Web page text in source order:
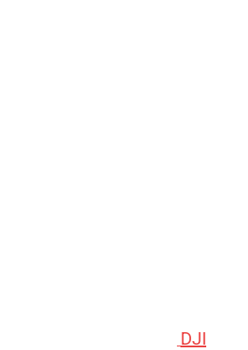
DJI